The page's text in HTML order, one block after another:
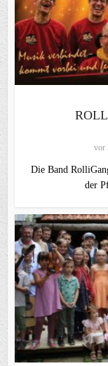
vor
Die Band
der